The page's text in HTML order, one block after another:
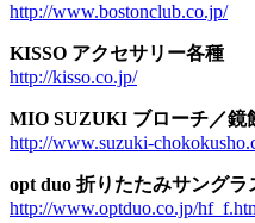
http://www.bostonclub.co.jp/
KISSO アクセサリー各種
http://kisso.co.jp/
MIO SUZUKI ブローチ／鏡
http://www.suzuki-
opt duo 折りたたみサングラ
http://www.optduo.co.jp/